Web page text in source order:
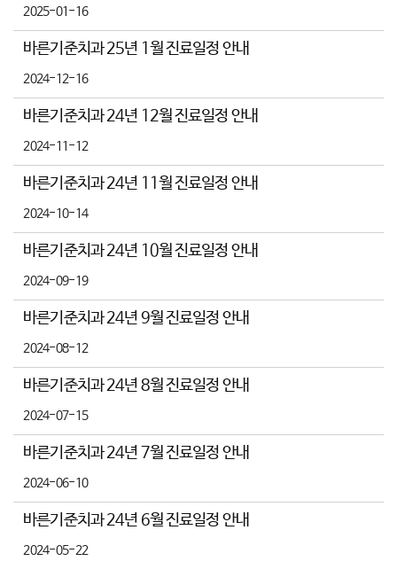
2025-01-16
바른기준치과 25년 1월 진료일정 안내
2024-12-16
바른기준치과 24년 12월 진료일정 안내
2024-11-12
바른기준치과 24년 11월 진료일정 안내
2024-10-14
바른기준치과 24년 10월 진료일정 안내
2024-09-19
바른기준치과 24년 9월 진료일정 안내
2024-08-12
바른기준치과 24년 8월 진료일정 안내
2024-07-15
바른기준치과 24년 7월 진료일정 안내
2024-06-10
바른기준치과 24년 6월 진료일정 안내
2024-05-22